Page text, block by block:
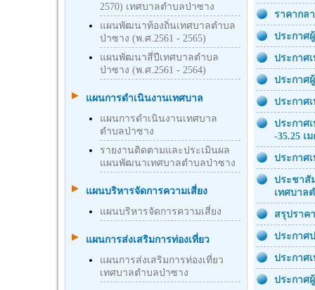
2570) เทศบาลตำบลป่าซาง
แผนพัฒนาท้องถิ่นเทศบาลตำบล
ป่าซาง (พ.ศ.2561 - 2565)
แผนพัฒนาสี่ปีเทศบาลตำบล
ป่าซาง (พ.ศ.2561 - 2564)
แผนการดำเนินงานเทศบาล
แผนการดำเนินงานเทศบาล
ตำบลป่าซาง
รายงานติดตามและประเมินผล
แผนพัฒนาเทศบาลตำบลป่าซาง
แผนบริหารจัดการความเสี่ยง
แผนบริหารจัดการความเสี่ยง
แผนการส่งเสริมการท่องเที่ยว
แผนการส่งเสริมการท่องเที่ยว
เทศบาลตำบลป่าซาง
ราคากล
ประกาศ
ประกาศ
ประกาศ
ประกาศ
ประกาศ
-35.25 เ
ประกาศ
ประชาสั
เทศบาล
สรุปราค
ประกาศ
ประกาศ
ประกาศ